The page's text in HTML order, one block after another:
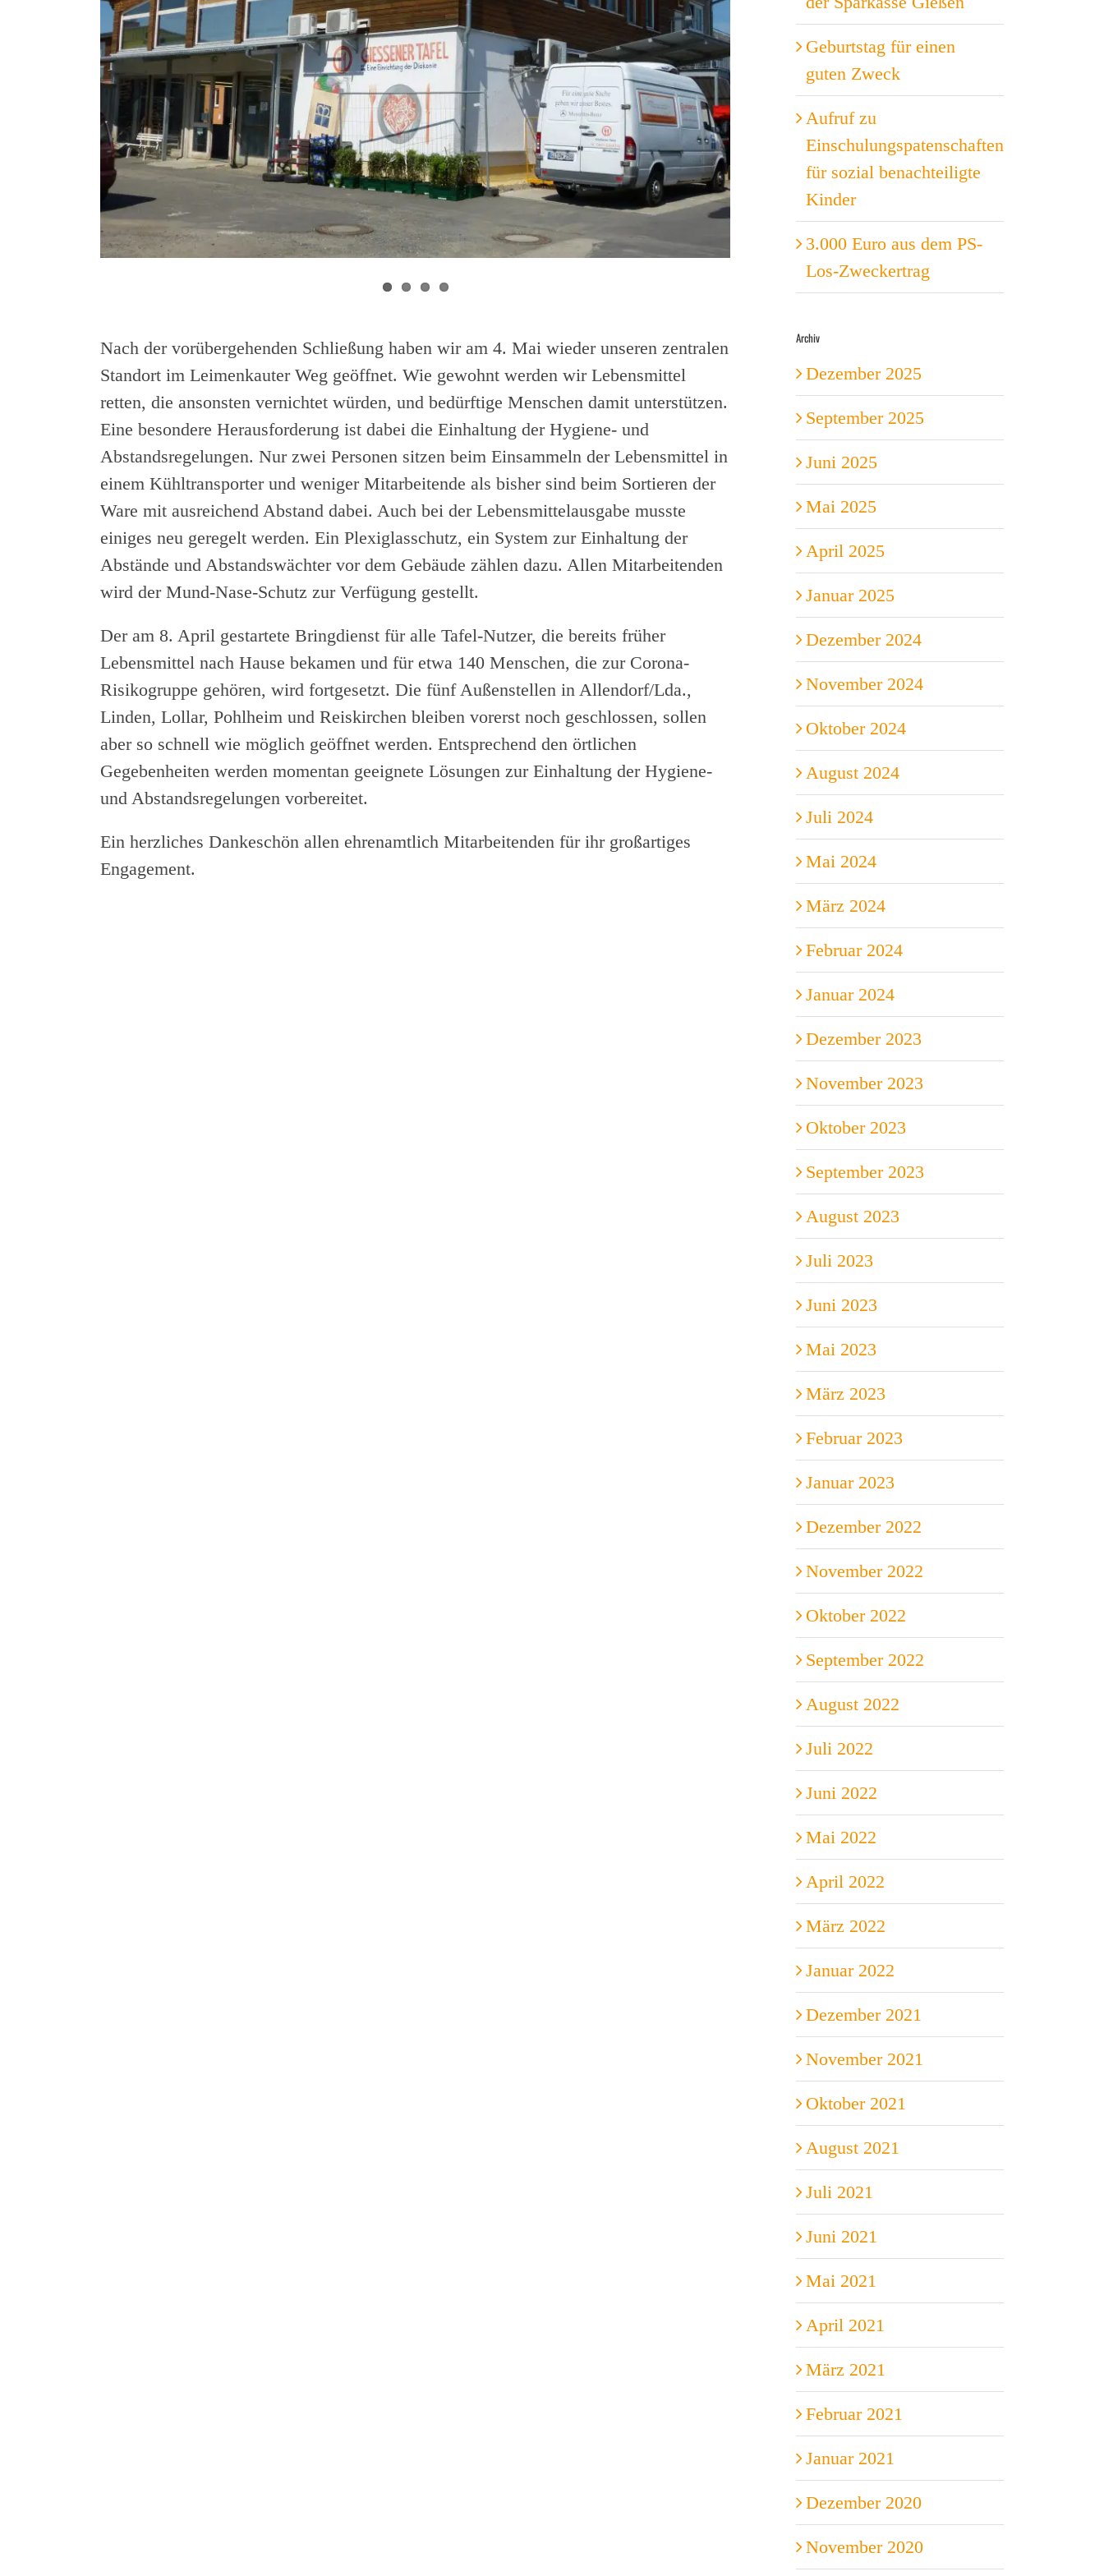
Nach der vorübergehenden Schließung haben wir am 4. Mai wieder unseren zentralen
Standort im Leimenkauter Weg geöffnet. Wie gewohnt werden wir Lebensmittel
retten, die ansonsten vernichtet würden, und bedürftige Menschen damit unterstützen.
Eine besondere Herausforderung ist dabei die Einhaltung der Hygiene- und
Abstandsregelungen. Nur zwei Personen sitzen beim Einsammeln der Lebensmittel in
einem Kühltransporter und weniger Mitarbeitende als bisher sind beim Sortieren der
Ware mit ausreichend Abstand dabei. Auch bei der Lebensmittelausgabe musste
einiges neu geregelt werden. Ein Plexiglasschutz, ein System zur Einhaltung der
Abstände und Abstandswächter vor dem Gebäude zählen dazu. Allen Mitarbeitenden
wird der Mund-Nase-Schutz zur Verfügung gestellt.
Der am 8. April gestartete Bringdienst für alle Tafel-Nutzer, die bereits früher
Lebensmittel nach Hause bekamen und für etwa 140 Menschen, die zur Corona-
Risikogruppe gehören, wird fortgesetzt. Die fünf Außenstellen in Allendorf/Lda.,
Linden, Lollar, Pohlheim und Reiskirchen bleiben vorerst noch geschlossen, sollen
aber so schnell wie möglich geöffnet werden. Entsprechend den örtlichen
Gegebenheiten werden momentan geeignete Lösungen zur Einhaltung der Hygiene-
und Abstandsregelungen vorbereitet.
Ein herzliches Dankeschön allen ehrenamtlich Mitarbeitenden für ihr großartiges
Engagement.
Geburtstag für einen
guten Zweck
Aufruf zu
Einschulungspatenschaften
für sozial benachteiligte
Kinder
3.000 Euro aus dem PS-
Los-Zweckertrag
Archiv
Dezember 2025
September 2025
Juni 2025
Mai 2025
April 2025
Januar 2025
Dezember 2024
November 2024
Oktober 2024
August 2024
Juli 2024
Mai 2024
März 2024
Februar 2024
Januar 2024
Dezember 2023
November 2023
Oktober 2023
September 2023
August 2023
Juli 2023
Juni 2023
Mai 2023
März 2023
Februar 2023
Januar 2023
Dezember 2022
November 2022
Oktober 2022
September 2022
August 2022
Juli 2022
Juni 2022
Mai 2022
April 2022
März 2022
Januar 2022
Dezember 2021
November 2021
Oktober 2021
August 2021
Juli 2021
Juni 2021
Mai 2021
April 2021
März 2021
Februar 2021
Januar 2021
Dezember 2020
November 2020